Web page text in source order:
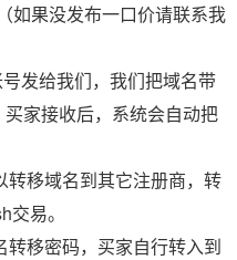
（如果没发布一口价请联系我
发给我们，我们把域名带
家接收后，系统会自动把
转移域名到其它注册商，转
易。
移密码，买家自行转入到